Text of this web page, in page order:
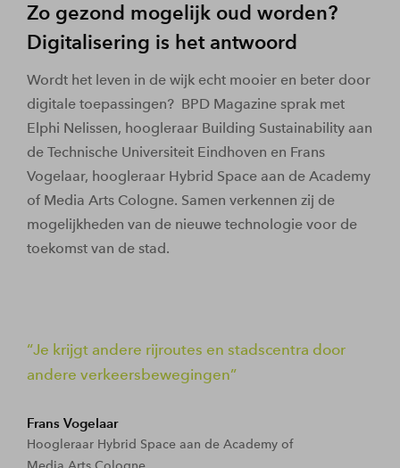
Zo gezond mogelijk oud worden?
Digitalisering is het antwoord
Wordt het leven in de wijk echt mooier en beter door
digitale toepassingen? BPD Magazine sprak met
Elphi Nelissen, hoogleraar Building Sustainability aan
de Technische Universiteit Eindhoven en Frans
Vogelaar, hoogleraar Hybrid Space aan de Academy
of Media Arts Cologne. Samen verkennen zij de
mogelijkheden van de nieuwe technologie voor de
toekomst van de stad.
Je krijgt andere rijroutes en stadscentra door
andere verkeersbewegingen
Frans Vogelaar
Hoogleraar Hybrid Space aan de Academy of